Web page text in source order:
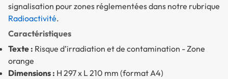
signalisation pour zones réglementées dans notre rubrique
Radioactivité.
Caractéristiques
Texte : Risque d’irradiation et de contamination - Zone
orange
Dimensions : H 297 x L 210 mm (format A4)